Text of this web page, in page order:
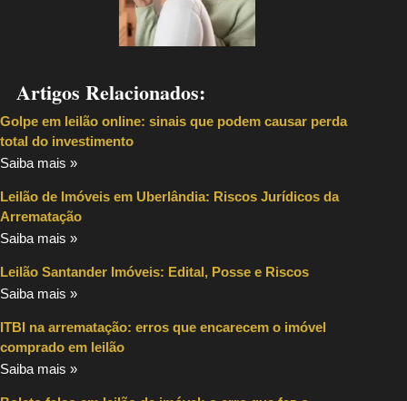
Artigos Relacionados:
Golpe em leilão online: sinais que podem causar perda
total do investimento
Saiba mais »
Leilão de Imóveis em Uberlândia: Riscos Jurídicos da
Arrematação
Saiba mais »
Leilão Santander Imóveis: Edital, Posse e Riscos
Saiba mais »
ITBI na arrematação: erros que encarecem o imóvel
comprado em leilão
Saiba mais »